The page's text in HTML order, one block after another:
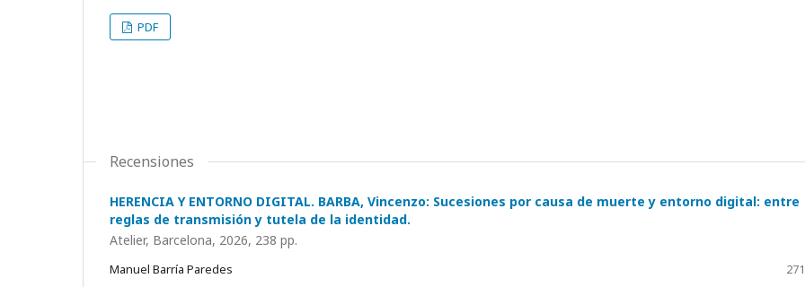
PDF
Recensiones
HERENCIA Y ENTORNO DIGITAL. BARBA, Vincenzo: Sucesiones por causa de muerte y entorno digital: entre
reglas de transmisión y tutela de la identidad.
Atelier, Barcelona, 2026, 238 pp.
Manuel Barría Paredes